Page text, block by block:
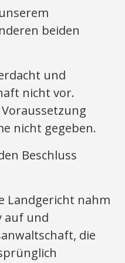
beiden
und
nicht vor.
nicht gegeben.
Beschluss
Landgericht nahm
auf und
die